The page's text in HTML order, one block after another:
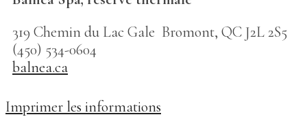
319 Chemin du Lac Gale Bromont, QC J2L 2S5
(450) 534-0604
balnea.ca
Imprimer les informations